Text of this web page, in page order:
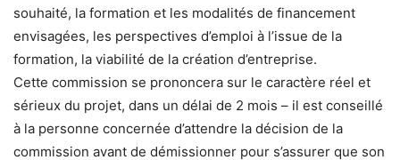
souhaité, la formation et les modalités de financement
envisagées, les perspectives d’emploi à l’issue de la
formation, la viabilité de la création d’entreprise.
Cette commission se prononcera sur le caractère réel et
sérieux du projet, dans un délai de 2 mois – il est conseillé
à la personne concernée d’attendre la décision de la
commission avant de démissionner pour s’assurer que son